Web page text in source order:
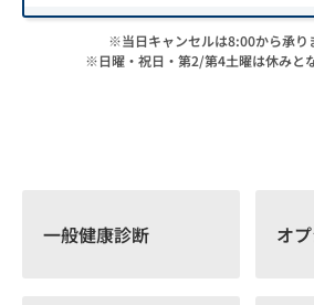
※当日キャンセルは8:00から承り
※日曜・祝日・第2/第4土曜は休みと
一般健康診断 オ